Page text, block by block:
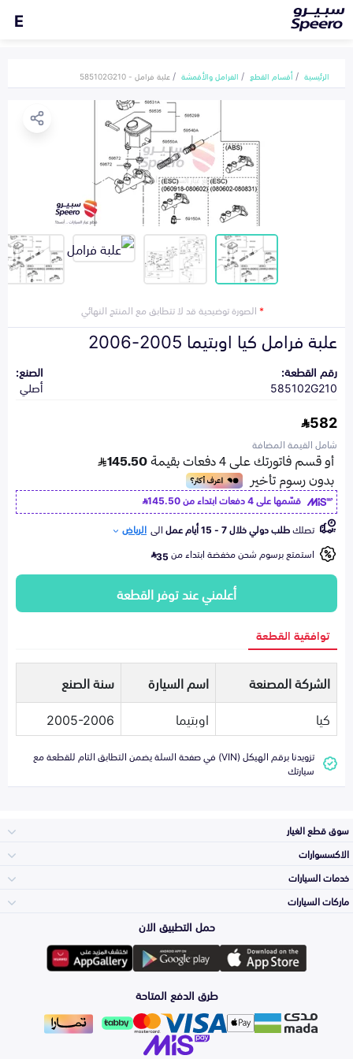
E
الرئيسية أقسام القطع الفرامل والأقمشة علبة فرامل - 585102G210
*الصورة توضيحية قد لا تتطابق مع المنتج النهائي
علبة فرامل كيا اوبتيما 2005-2006
رقم القطعة:
585102G210
الصنع:
أصلي
582
شامل القيمة المضافة
قسّمها على 4 دفعات ابتداء من
145.50
تصلكطلب دولي خلال 7 - 15 أيام عمل الى الرياض
استمتع برسوم شحن مخفضة ابتداء من35
أعلمني عند توفر القطعة
توافقية القطعة
الشركة المصنعة اسم السيارة
سنة الصنع
كيا
اوبتيما 2005-2006
تزويدنا برقم الهيكل (VIN) في صفحة السلة يضمن التطابق التام للقطعة مع
سيارتك
سوق قطع الغيار
المكائن، القيرات
وملحقاتها
الشمعات
والاصطبات (الاضاءة)
الاكسسوارات
لوازم الرحلات
اكسسوارات العناية
خدمات السيارات
الأكثر مبيعاً
التلميع والعناية
ماركات السيارات
تويوتا
هيونداي
حمل التطبيق الان
طرق الدفع المتاحة